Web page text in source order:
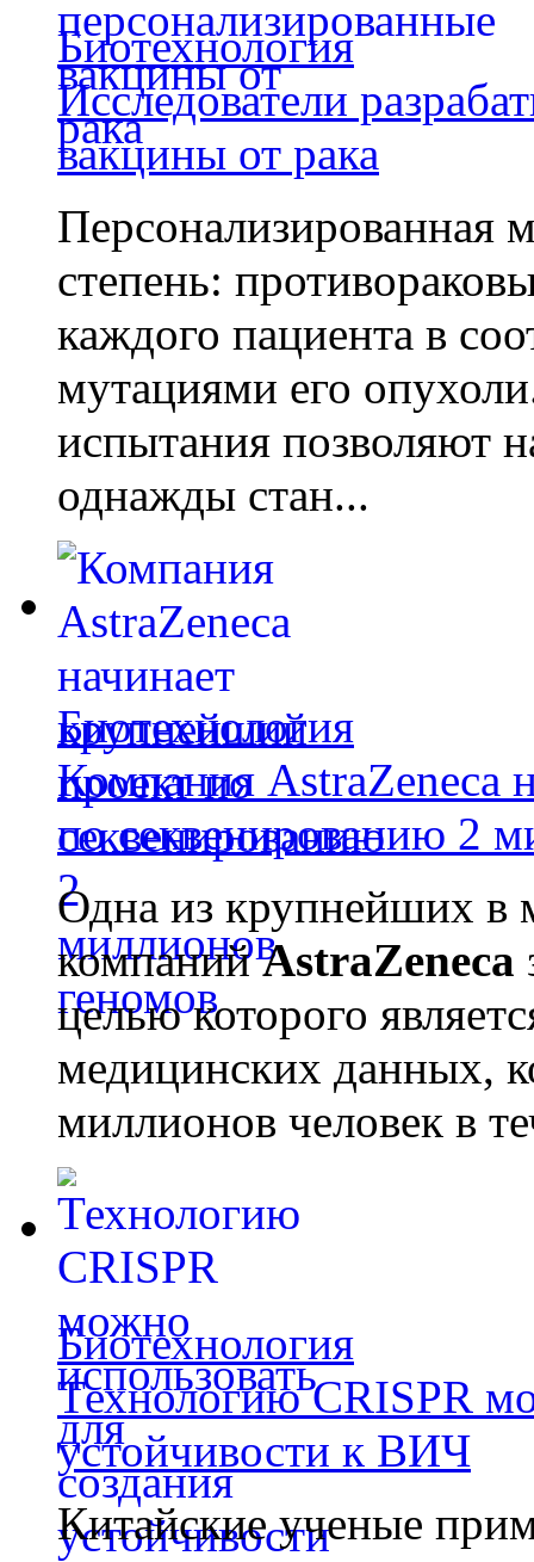
Биотехнология
Исследователи
вакцины от рака
Персонализированная
степень:
каждого пациента в
мутациями его
испытания позволяют
однажды стан...
Биотехнология
Компания AstraZeneca
по секвенированию 2
Одна из крупнейших в
компанийAstraZeneca
целью которого
медицинских данных,
миллионов человек в
Биотехнология
Технологию CRISPR
устойчивости к ВИЧ
Китайские ученые